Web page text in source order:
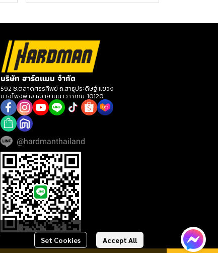
Set Cookies Accept All
บริษัท ฮาร์ดแมน จำกัด
592 ซ.ตลาดศธรทิพย์ ถ.สาธุประดิษฐ์ แขวง
บางโพงพาง เขตยานนาวา กทม. 10120
@hardmanthailand